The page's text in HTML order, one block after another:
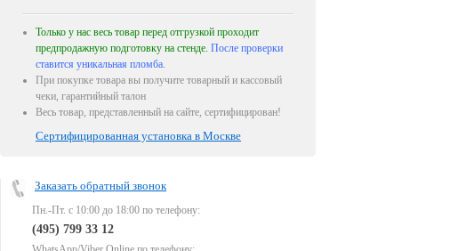
Только у нас весь товар перед отгрузкой проходит
предпродажную подготовку на стенде. После проверки
ставится уникальная пломба.
При покупке товара вы получите товарный и кассовый
чеки, гарантийный талон
Весь товар, представленный на сайте, сертифицирован!
Сертифицированная установка в Москве
Заказать обратный звонок
Пн.-Пт. с 10:00 до 18:00 по телефону:
(495) 799 33 12